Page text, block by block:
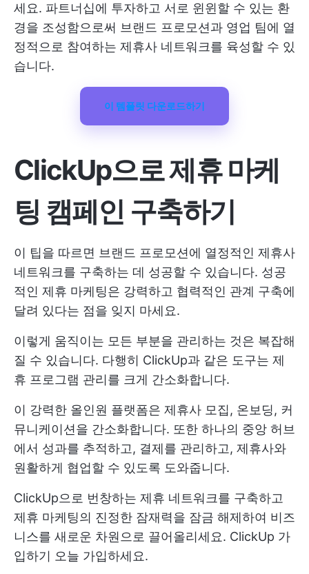
세요. 파트너십에 투자하고 서로 윈윈할 수 있는 환
경을 조성함으로써 브랜드 프로모션과 영업 팀에 열
정적으로 참여하는 제휴사 네트워크를 육성할 수 있
습니다.
이 템플릿 다운로드하기
ClickUp으로 제휴 마케
팅 캠페인 구축하기
이 팁을 따르면 브랜드 프로모션에 열정적인 제휴사
네트워크를 구축하는 데 성공할 수 있습니다. 성공
적인 제휴 마케팅은 강력하고 협력적인 관계 구축에
달려 있다는 점을 잊지 마세요.
이렇게 움직이는 모든 부분을 관리하는 것은 복잡해
질 수 있습니다. 다행히 ClickUp과 같은 도구는 제
휴 프로그램 관리를 크게 간소화합니다.
이 강력한 올인원 플랫폼은 제휴사 모집, 온보딩, 커
뮤니케이션을 간소화합니다. 또한 하나의 중앙 허브
에서 성과를 추적하고, 결제를 관리하고, 제휴사와
원활하게 협업할 수 있도록 도와줍니다.
ClickUp으로 번창하는 제휴 네트워크를 구축하고
제휴 마케팅의 진정한 잠재력을 잠금 해제하여 비즈
니스를 새로운 차원으로 끌어올리세요. ClickUp 가
입하기 오늘 가입하세요.